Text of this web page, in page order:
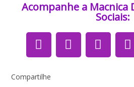
Acompanhe a Macnica
Sociais:​​​
Compartilhe